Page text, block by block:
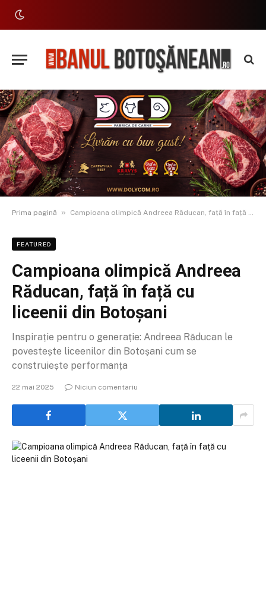
Prima pagină » Campioana olimpică Andreea Răducan, față în față cu liceenii din Botoșani
FEATURED
Campioana olimpică Andreea
Răducan, față în față cu
liceenii din Botoșani
Inspirație pentru o generație: Andreea Răducan le
povestește liceenilor din Botoșani cum se
construiește performanța
22 mai 2025 Niciun comentariu